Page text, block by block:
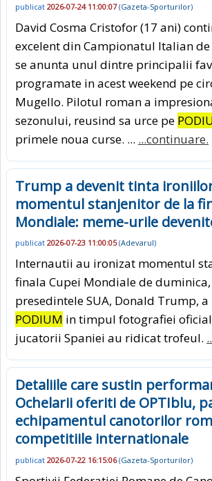
publicat 2026-07-24 11:00:07(Gazeta-Sporturilor)
David Cosma Cristofor (17 ani)
excelent din Campionatul Italian
se anunta unul dintre principalii
programate in acest weekend pe
Mugello. Pilotul roman a
sezonului, reusind sa urce pe
primele noua curse. ... ...continuare.
Trump a devenit tinta
momentul stanjenitor de la
Mondiale: meme-urile
publicat 2026-07-23 11:00:05(Adevarul)
Internautii au ironizat momentul
finala Cupei Mondiale de
presedintele SUA, Donald Trump,
PODIUM in timpul fotografiei
jucatorii Spaniei au ridicat trofeul.
Detaliile care sustin
Ochelarii oferiti de OPTIblu,
echipamentul canotorilor
competitiile internationale
publicat 2026-07-22 16:15:06(Gazeta-Sporturilor)